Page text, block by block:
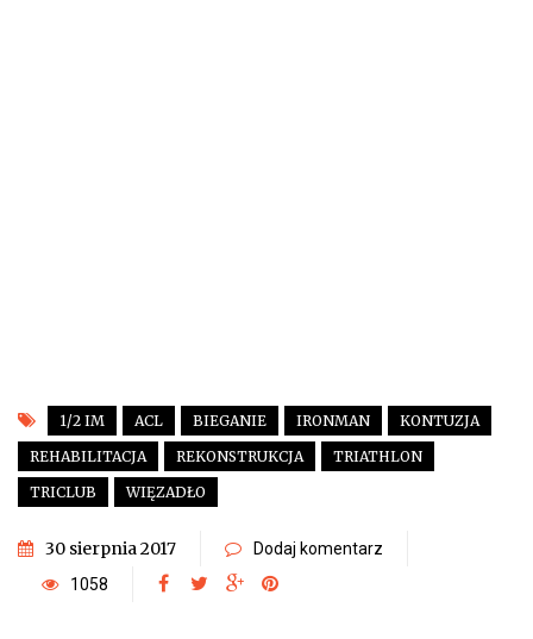
1/2 IM ACL BIEGANIE IRONMAN
KONTUZJA
REHABILITACJA
REKONSTRUKCJA
TRIATHLON
TRICLUB
WIĘZADŁO
30 sierpnia 2017
Dodaj komentarz
1058